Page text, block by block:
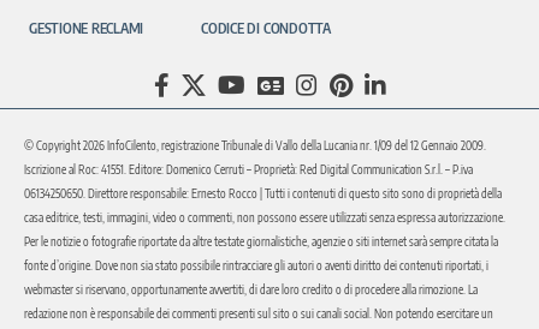
GESTIONE RECLAMI CODICE DI CONDOTTA
© Copyright 2026 InfoCilento, registrazione Tribunale di Vallo della Lucania nr. 1/09 del 12 Gennaio 2009.
Iscrizione al Roc: 41551. Editore: Domenico Cerruti – Proprietà: Red Digital Communication S.r.l. – P.iva
06134250650. Direttore responsabile: Ernesto Rocco | Tutti i contenuti di questo sito sono di proprietà della
casa editrice, testi, immagini, video o commenti, non possono essere utilizzati senza espressa autorizzazione.
Per le notizie o fotografie riportate da altre testate giornalistiche, agenzie o siti internet sarà sempre citata la
fonte d’origine. Dove non sia stato possibile rintracciare gli autori o aventi diritto dei contenuti riportati, i
webmaster si riservano, opportunamente avvertiti, di dare loro credito o di procedere alla rimozione. La
redazione non è responsabile dei commenti presenti sul sito o sui canali social. Non potendo esercitare un